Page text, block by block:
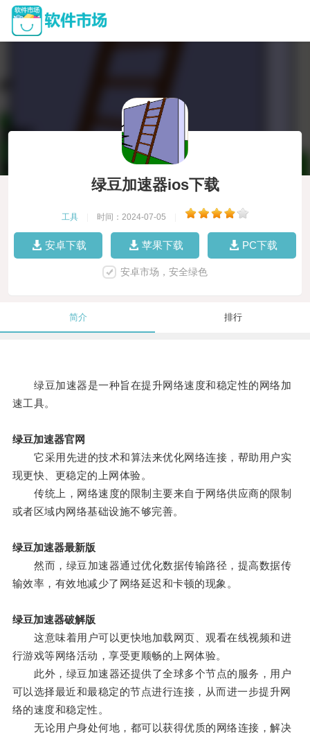
绿豆加速器ios下载
工具 时间：2024-07-05
安卓下载 苹果下载 PC下载
安卓市场，安全绿色
简介 排行
绿豆加速器是一种旨在提升网络速度和稳定性的网络加
速工具。
绿豆加速器官网
它采用先进的技术和算法来优化网络连接，帮助用户实
现更快、更稳定的上网体验。
传统上，网络速度的限制主要来自于网络供应商的限制
或者区域内网络基础设施不够完善。
绿豆加速器最新版
然而，绿豆加速器通过优化数据传输路径，提高数据传
输效率，有效地减少了网络延迟和卡顿的现象。
绿豆加速器破解版
这意味着用户可以更快地加载网页、观看在线视频和进
行游戏等网络活动，享受更顺畅的上网体验。
此外，绿豆加速器还提供了全球多个节点的服务，用户
可以选择最近和最稳定的节点进行连接，从而进一步提升网
络的速度和稳定性。
无论用户身处何地，都可以获得优质的网络连接，解决